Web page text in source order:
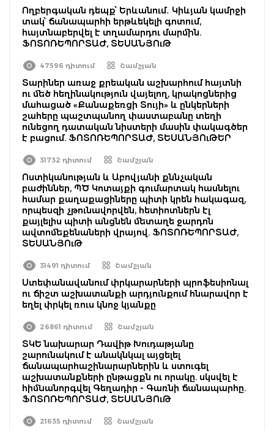
Ողբերգական դեպք՝ Երևանում․ Կիևյան կամրջի
տակ՝ ճանապարհի երթևեկելի գոտում,
հայտնաբերվել է տղամարդու մարմին.
ՖՈՏՈՌԵՊՈՐՏԱԺ, ՏԵՍԱՆՅՈւԹ
47596 դիտում Շամշյան
Տարիներ առաջ քրեական աշխարհում հայտնի
ու մեծ հեղինակություն վայելող, կրակոցներից
մահացած «Քանաքեռցի Տույի» և ընկերների
շահերը պաշտպանող փաստաբանը տեղի
ունեցող դատական նիստերի մասին փակագծեր
է բացում. ՖՈՏՈՌԵՊՈՐՏԱԺ, ՏԵՍԱՆՅՈւԹԵՐ
31732 դիտում Շամշյան
Ոստիկանության և Աբովյանի քննչական
բաժիններ, ՊԾ Կոտայքի գումարտակ հասնելու
համար քաղաքացիները պիտի կրեն հակագազ,
որպեսզի չթունավորվեն, հետիոտներն էլ
քայլելիս պիտի անցնեն մետաղե ջարդոն
ավտոմեքենաների վրայով. ՖՈՏՈՌԵՊՈՐՏԱԺ,
ՏԵՍԱՆՅՈւԹ
31491 դիտում Շամշյան
Ստեփանավանում փրկարարների պրոֆեսիոնալ
ու ճիշտ աշխատանքի արդյունքում հնարավոր է
եղել փրկել ռուս կնոջ կյանքը
26861 դիտում Շամշյան
ՏԿԵ նախարար Դավիթ Խուդաթյանը
շարունակում է անակնկալ այցելել
ճանապարհաշինարարներին և ստուգել
աշխատանքների ընթացքն ու որակը. սկսվել է
հիմնանորգվել Գեղադիր - Գառնի ճանապարհը.
ՖՈՏՈՌԵՊՈՐՏԱԺ, ՏԵՍԱՆՅՈւԹ
21635 դիտում Շամշյան